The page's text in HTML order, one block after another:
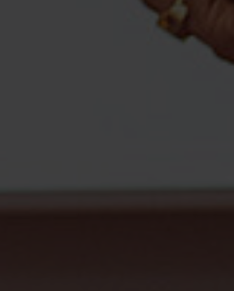
stellen wir dir in unserer